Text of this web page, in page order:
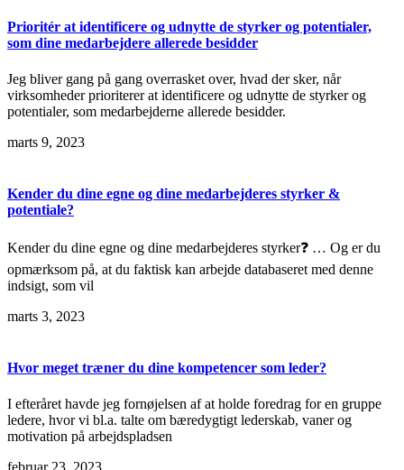
Prioritér at identificere og udnytte de styrker og potentialer,
som dine medarbejdere allerede besidder
Jeg bliver gang på gang overrasket over, hvad der sker, når
virksomheder prioriterer at identificere og udnytte de styrker og
potentialer, som medarbejderne allerede besidder.
marts 9, 2023
Kender du dine egne og dine medarbejderes styrker &
potentiale?
Kender du dine egne og dine medarbejderes styrker❓ … Og er du
opmærksom på, at du faktisk kan arbejde databaseret med denne
indsigt, som vil
marts 3, 2023
Hvor meget træner du dine kompetencer som leder?
I efteråret havde jeg fornøjelsen af at holde foredrag for en gruppe
ledere, hvor vi bl.a. talte om bæredygtigt lederskab, vaner og
motivation på arbejdspladsen
februar 23, 2023